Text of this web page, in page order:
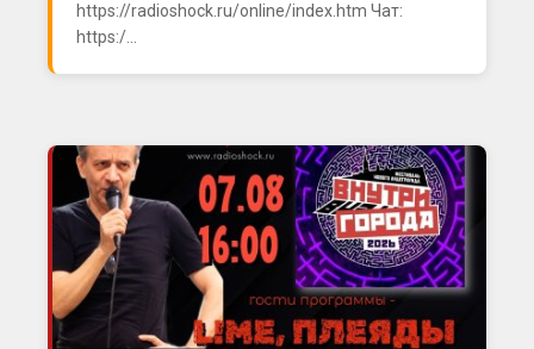
https://radioshock.ru/online/index.htm Чат:
https:/...